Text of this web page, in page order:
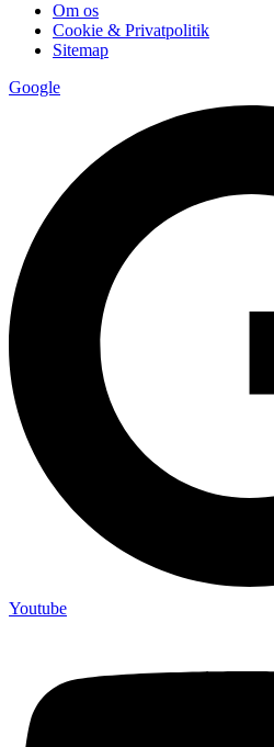
Om os
Cookie & Privatpolitik
Sitemap
Google
Youtube